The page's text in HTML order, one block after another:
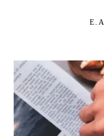
E. A.